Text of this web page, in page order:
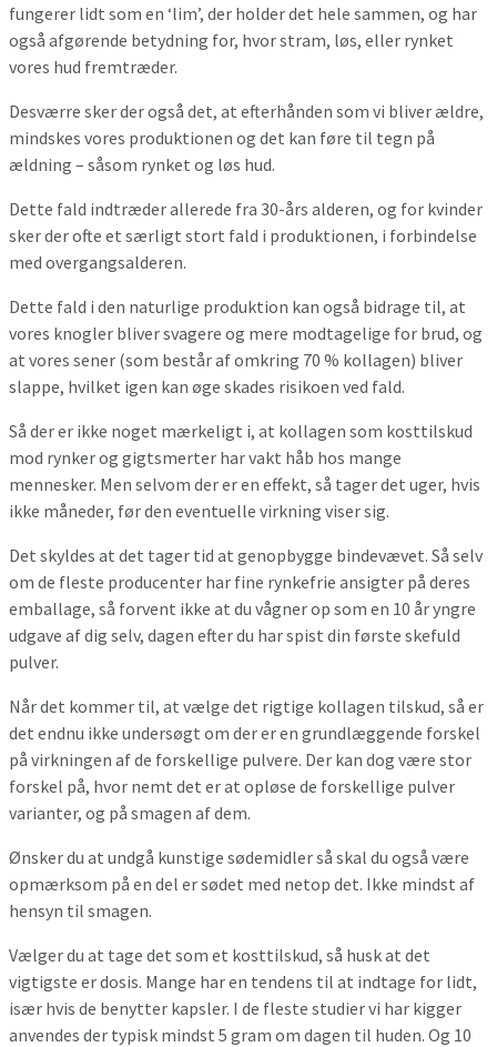
fungerer lidt som en ‘lim’, der holder det hele sammen, og har
også afgørende betydning for, hvor stram, løs, eller rynket
vores hud fremtræder.
Desværre sker der også det, at efterhånden som vi bliver ældre,
mindskes vores produktionen og det kan føre til tegn på
ældning – såsom rynket og løs hud.
Dette fald indtræder allerede fra 30-års alderen, og for kvinder
sker der ofte et særligt stort fald i produktionen, i forbindelse
med overgangsalderen.
Dette fald i den naturlige produktion kan også bidrage til, at
vores knogler bliver svagere og mere modtagelige for brud, og
at vores sener (som består af omkring 70 % kollagen) bliver
slappe, hvilket igen kan øge skades risikoen ved fald.
Så der er ikke noget mærkeligt i, at kollagen som kosttilskud
mod rynker og gigtsmerter har vakt håb hos mange
mennesker. Men selvom der er en effekt, så tager det uger, hvis
ikke måneder, før den eventuelle virkning viser sig.
Det skyldes at det tager tid at genopbygge bindevævet. Så selv
om de fleste producenter har fine rynkefrie ansigter på deres
emballage, så forvent ikke at du vågner op som en 10 år yngre
udgave af dig selv, dagen efter du har spist din første skefuld
pulver.
Når det kommer til, at vælge det rigtige kollagen tilskud, så er
det endnu ikke undersøgt om der er en grundlæggende forskel
på virkningen af de forskellige pulvere. Der kan dog være stor
forskel på, hvor nemt det er at opløse de forskellige pulver
varianter, og på smagen af dem.
Ønsker du at undgå kunstige sødemidler så skal du også være
opmærksom på en del er sødet med netop det. Ikke mindst af
hensyn til smagen.
Vælger du at tage det som et kosttilskud, så husk at det
vigtigste er dosis. Mange har en tendens til at indtage for lidt,
især hvis de benytter kapsler. I de fleste studier vi har kigger
anvendes der typisk mindst 5 gram om dagen til huden. Og 10